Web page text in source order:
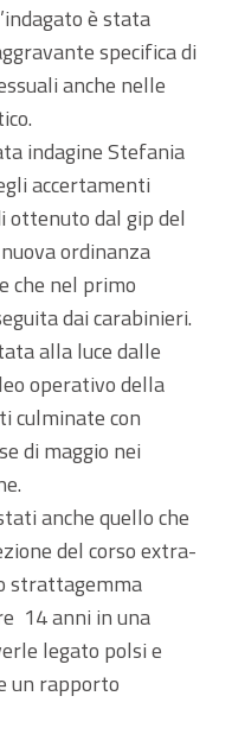
è stata
specifica di
anche nelle
indagine Stefania
accertamenti
ottenuto dal gip del
ordinanza
che nel primo
dai carabinieri.
alla luce dalle
operativo della
culminate con
di maggio nei
anche quello che
del corso extra-
strattagemma
14 anni in una
legato polsi e
un rapporto